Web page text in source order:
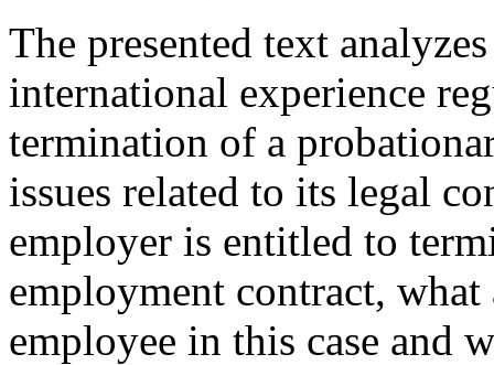
The presented text
international experience
termination of a
issues related to its legal
employer is entitled to
employment contract,
employee in this case and